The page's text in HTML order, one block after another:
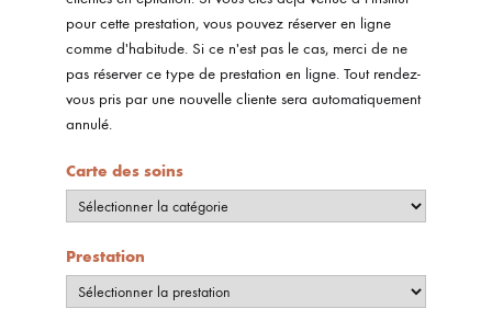
pour cette prestation, vous pouvez réserver en ligne
comme d'habitude. Si ce n'est pas le cas, merci de ne
pas réserver ce type de prestation en ligne. Tout rendez-
vous pris par une nouvelle cliente sera automatiquement
annulé.
Carte des soins
Prestation